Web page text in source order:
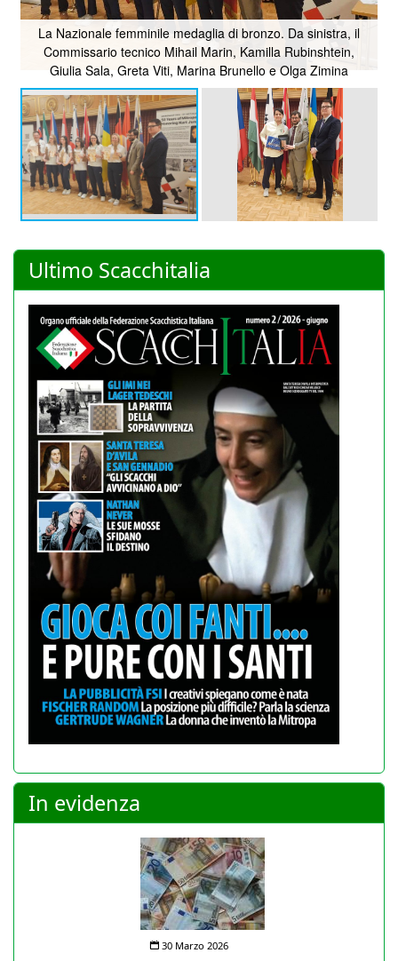
La Nazionale femminile medaglia di bronzo. Da sinistra, il
Commissario tecnico Mihail Marin, Kamilla Rubinshtein,
Giulia Sala, Greta Viti, Marina Brunello e Olga Zimina
Ultimo Scacchitalia
In evidenza
30 Marzo 2026